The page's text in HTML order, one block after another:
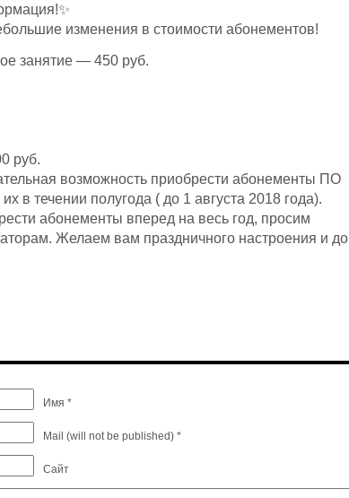
изменения в стоимости абонементов!
занятие — 450 руб.
руб.
возможность приобрести абонементы ПО
течении полугода ( до 1 августа 2018 года).
абонементы вперед на весь год, просим
Желаем вам праздничного настроения и до
Имя *
Mail (will not be published) *
Сайт